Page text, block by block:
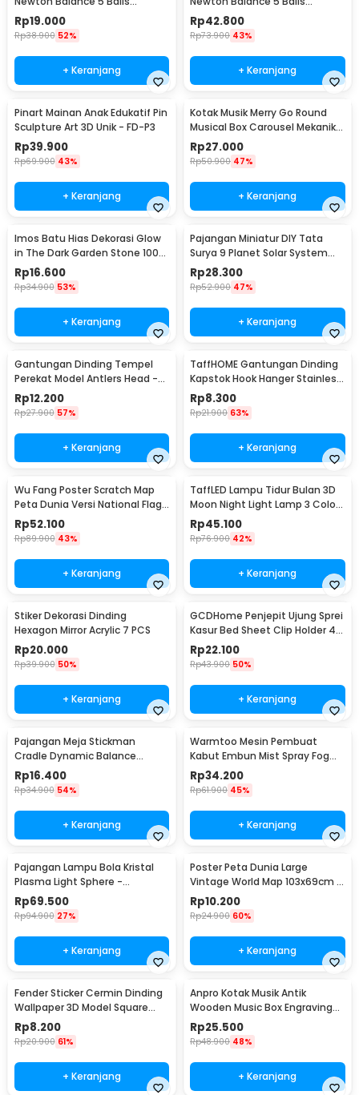
Stainless Steel Model T S -
LX013
Rp19.000
Rp38.900 52%
+ Keranjang
Stainless Steel Model T L -
LX013
Rp42.800
Rp73.900 43%
+ Keranjang
Pinart Mainan Anak Edukatif Pin
Sculpture Art 3D Unik - FD-P3
Rp39.900
Rp69.900 43%
+ Keranjang
Kotak Musik Merry Go Round
Musical Box Carousel Mekanikal
- HD-Y02
Rp27.000
Rp50.900 47%
+ Keranjang
Imos Batu Hias Dekorasi Glow
in The Dark Garden Stone 100
PCS - HC0043
Rp16.600
Rp34.900 53%
+ Keranjang
Pajangan Miniatur DIY Tata
Surya 9 Planet Solar System
Planetary - 2135
Rp28.300
Rp52.900 47%
+ Keranjang
Gantungan Dinding Tempel
Perekat Model Antlers Head -
MU03
Rp12.200
Rp27.900 57%
+ Keranjang
TaffHOME Gantungan Dinding
Kapstok Hook Hanger Stainless
Steel 201 - MT11
Rp8.300
Rp21.900 63%
+ Keranjang
Wu Fang Poster Scratch Map
Peta Dunia Versi National Flag
- ZJP-M018
Rp52.100
Rp89.900 43%
+ Keranjang
TaffLED Lampu Tidur Bulan 3D
Moon Night Light Lamp 3 Color
8cm 1W 5V - LD002701
Rp45.100
Rp76.900 42%
+ Keranjang
Stiker Dekorasi Dinding
Hexagon Mirror Acrylic 7 PCS
Rp20.000
Rp39.900 50%
+ Keranjang
GCDHome Penjepit Ujung Sprei
Kasur Bed Sheet Clip Holder 4
PCS - FS-1809
Rp22.100
Rp43.900 50%
+ Keranjang
Pajangan Meja Stickman
Cradle Dynamic Balance
Instrument Ball Pendulum
Rp16.400
Rp34.900 54%
+ Keranjang
Warmtoo Mesin Pembuat
Kabut Embun Mist Spray Fog
Maker 12 LED 24V - WT01
Rp34.200
Rp61.900 45%
+ Keranjang
Pajangan Lampu Bola Kristal
Plasma Light Sphere -
ZC211700
Rp69.500
Rp94.900 27%
+ Keranjang
Poster Peta Dunia Large
Vintage World Map 103x69cm -
N401
Rp10.200
Rp24.900 60%
+ Keranjang
Fender Sticker Cermin Dinding
Wallpaper 3D Model Square
Mirror 9 PCS - Q353
Rp8.200
Rp20.900 61%
+ Keranjang
Anpro Kotak Musik Antik
Wooden Music Box Engraving
Harry Potter - ADQ0194
Rp25.500
Rp48.900 48%
+ Keranjang